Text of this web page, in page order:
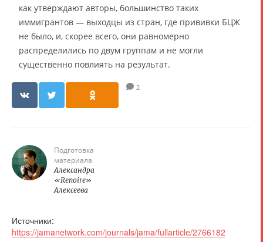
как утверждают авторы, большинство таких
иммигрантов — выходцы из стран, где прививки БЦЖ
не было, и, скорее всего, они равномерно
распределились по двум группам и не могли
существенно повлиять на результат.
2
Подготовка
материала
Александра
«Renoire»
Алексеева
Источники:
https://jamanetwork.com/journals/jama/fullarticle/2766182